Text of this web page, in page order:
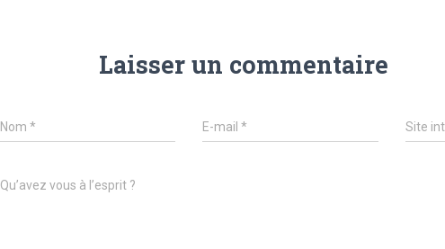
Laisser un commentaire
Nom * E-mail* Site
Qu’avez vous à l’esprit ?